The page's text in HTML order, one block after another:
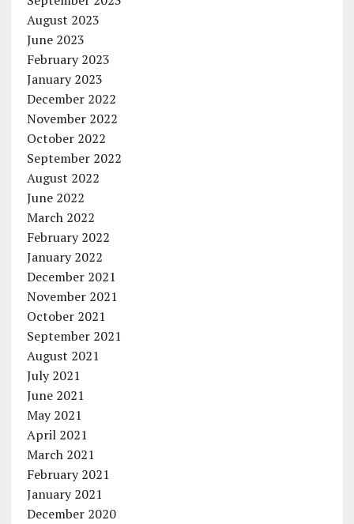
August 2023
June 2023
February 2023
January 2023
December 2022
November 2022
October 2022
September 2022
August 2022
June 2022
March 2022
February 2022
January 2022
December 2021
November 2021
October 2021
September 2021
August 2021
July 2021
June 2021
May 2021
April 2021
March 2021
February 2021
January 2021
December 2020